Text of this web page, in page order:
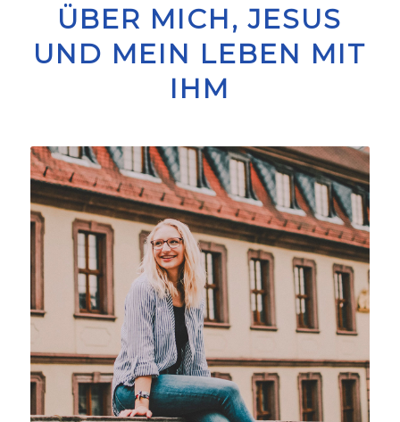
ÜBER MICH, JESUS
UND MEIN LEBEN MIT
IHM